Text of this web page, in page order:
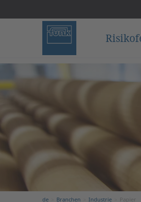
de Branchen Industrie Papier